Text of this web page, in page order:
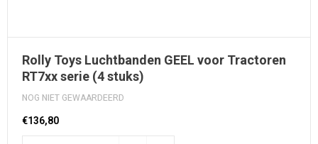
Rolly Toys Luchtbanden GEEL voor Tractoren
RT7xx serie (4 stuks)
NOG NIET GEWAARDEERD
€136,80